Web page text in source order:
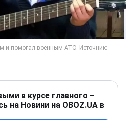
в курсе главного –
на Новини на OBOZ.UA в